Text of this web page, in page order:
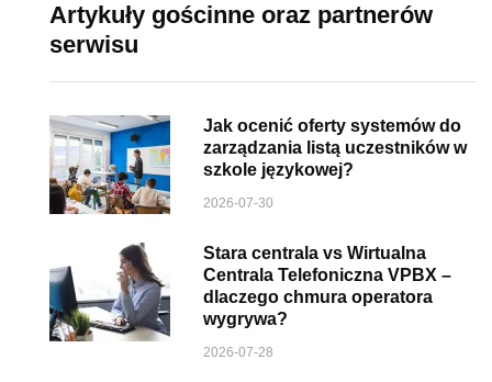
Artykuły gościnne oraz partnerów
serwisu
Jak ocenić oferty systemów do
zarządzania listą uczestników w
szkole językowej?
2026-07-30
Stara centrala vs Wirtualna
Centrala Telefoniczna VPBX –
dlaczego chmura operatora
wygrywa?
2026-07-28